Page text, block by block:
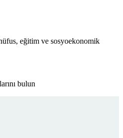
eğitim ve sosyoekonomik
bulun